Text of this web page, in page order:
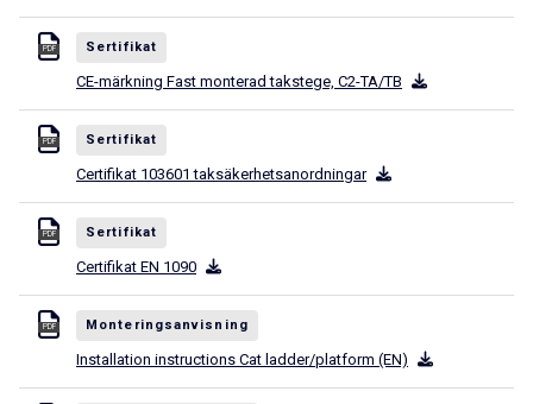
PDF Sertifikat
CE-märkning Fast monterad takstege, C2-TA/TB
PDF Sertifikat
Certifikat 103601 taksäkerhetsanordningar
PDF Sertifikat
Certifikat EN 1090
PDF Monteringsanvisning
Installation instructions Cat ladder/platform (EN)